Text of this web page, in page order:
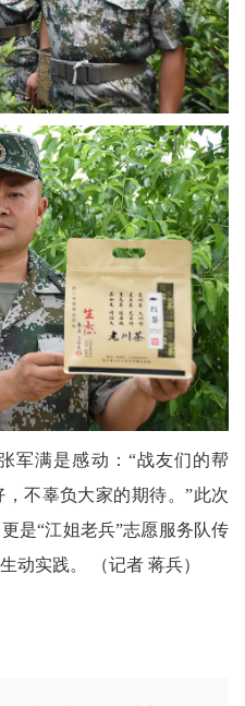
满是感动：“战友们的帮
不辜负大家的期待。”此次
是“江姐老兵”志愿服务队传
动实践。 （记者 蒋兵）